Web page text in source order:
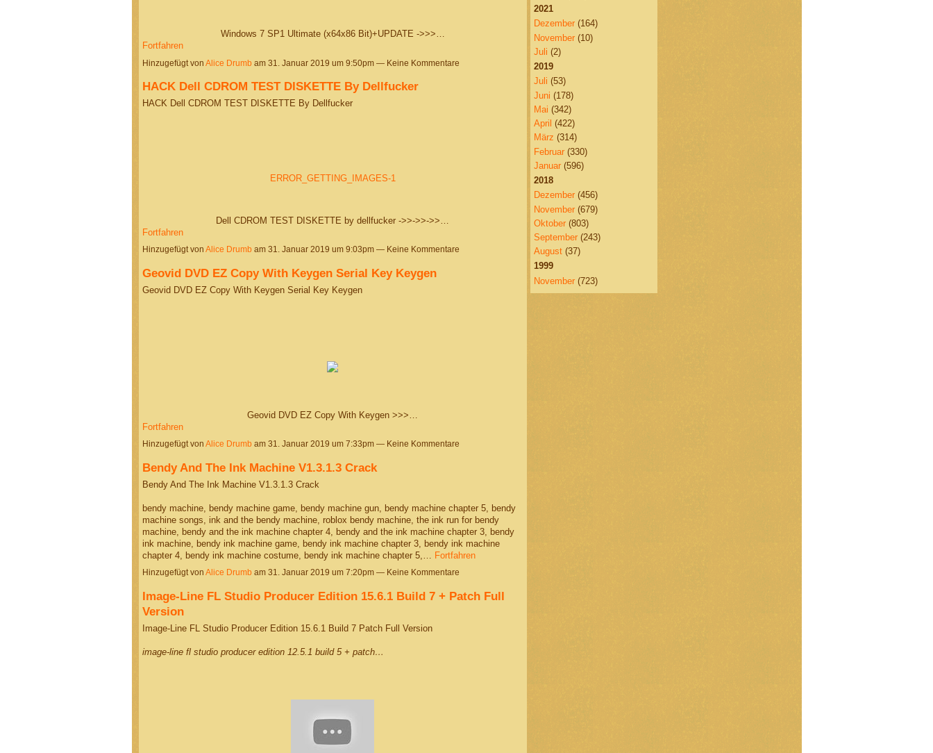
Windows 7 SP1 Ultimate (x64x86 Bit)+UPDATE ->>>…
Fortfahren
Hinzugefügt von Alice Drumb am 31. Januar 2019 um 9:50pm — Keine Kommentare
HACK Dell CDROM TEST DISKETTE By Dellfucker
HACK Dell CDROM TEST DISKETTE By Dellfucker
ERROR_GETTING_IMAGES-1
Dell CDROM TEST DISKETTE by dellfucker ->>->>->>…
Fortfahren
Hinzugefügt von Alice Drumb am 31. Januar 2019 um 9:03pm — Keine Kommentare
Geovid DVD EZ Copy With Keygen Serial Key Keygen
Geovid DVD EZ Copy With Keygen Serial Key Keygen
Geovid DVD EZ Copy With Keygen >>>…
Fortfahren
Hinzugefügt von Alice Drumb am 31. Januar 2019 um 7:33pm — Keine Kommentare
Bendy And The Ink Machine V1.3.1.3 Crack
Bendy And The Ink Machine V1.3.1.3 Crack
bendy machine, bendy machine game, bendy machine gun, bendy machine chapter 5, bendy
machine songs, ink and the bendy machine, roblox bendy machine, the ink run for bendy
machine, bendy and the ink machine chapter 4, bendy and the ink machine chapter 3, bendy
ink machine, bendy ink machine game, bendy ink machine chapter 3, bendy ink machine
chapter 4, bendy ink machine costume, bendy ink machine chapter 5,… Fortfahren
Hinzugefügt von Alice Drumb am 31. Januar 2019 um 7:20pm — Keine Kommentare
Image-Line FL Studio Producer Edition 15.6.1 Build 7 + Patch Full
Version
Image-Line FL Studio Producer Edition 15.6.1 Build 7 Patch Full Version
image-line fl studio producer edition 12.5.1 build 5 + patch…
2021
Dezember(164)
November(10)
Juli (2)
2019
Juli (53)
Juni (178)
Mai (342)
April (422)
März (314)
Februar(330)
Januar(596)
2018
Dezember(456)
November(679)
Oktober(803)
September(243)
August(37)
1999
November(723)